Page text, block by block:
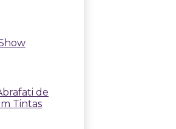
de
Tintas